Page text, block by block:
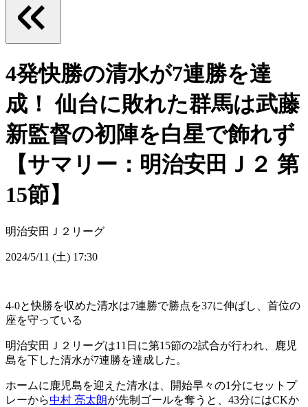
4発快勝の清水が7連勝を達
成！ 仙台に敗れた群馬は武藤
新監督の初陣を白星で飾れず
【サマリー：明治安田Ｊ２ 第
15節】
明治安田Ｊ２リーグ
2024/5/11 (土) 17:30
4-0と快勝を収めた清水は7連勝で勝点を37に伸ばし、首位の
座を守っている
明治安田Ｊ２リーグは11日に第15節の2試合が行われ、鹿児
島を下した清水が7連勝を達成した。
ホームに鹿児島を迎えた清水は、開始早々の1分にセットプ
レーから中村 亮太朗が先制ゴールを奪うと、43分にはCKか